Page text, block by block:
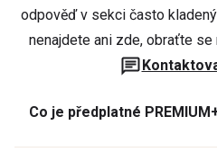
odpověď v sekci často
nenajdete ani zde, obraťte se
Co je předplatné